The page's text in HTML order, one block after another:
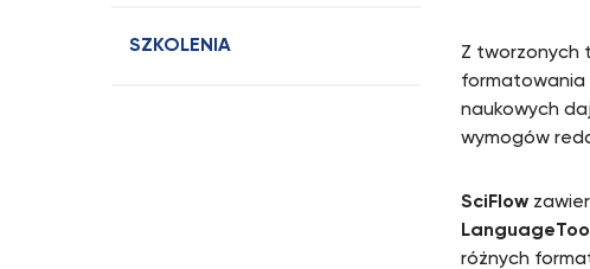
SZKOLENIA
Z tworzonych
formatowania
naukowych
wymogów
SciFlow
LanguageTool
różnych